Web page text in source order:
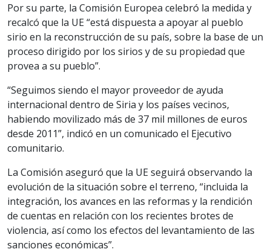
Por su parte, la Comisión Europea celebró la medida y
recalcó que la UE “está dispuesta a apoyar al pueblo
sirio en la reconstrucción de su país, sobre la base de un
proceso dirigido por los sirios y de su propiedad que
provea a su pueblo”.
“Seguimos siendo el mayor proveedor de ayuda
internacional dentro de Siria y los países vecinos,
habiendo movilizado más de 37 mil millones de euros
desde 2011”, indicó en un comunicado el Ejecutivo
comunitario.
La Comisión aseguró que la UE seguirá observando la
evolución de la situación sobre el terreno, “incluida la
integración, los avances en las reformas y la rendición
de cuentas en relación con los recientes brotes de
violencia, así como los efectos del levantamiento de las
sanciones económicas”.